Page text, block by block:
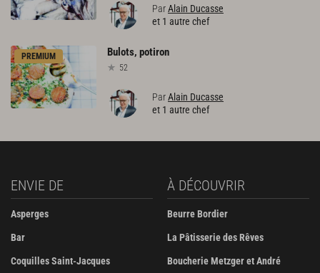
ParAlain Ducasse
et 1 autre chef
PREMIUM Bulots, potiron
52
ParAlain Ducasse
et 1 autre chef
ENVIE DE
Asperges
Bar
Coquilles Saint-Jacques
À DÉCOUVRIR
Beurre Bordier
La Pâtisserie des Rêves
Boucherie Metzger et André